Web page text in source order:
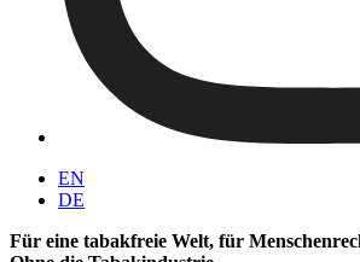
EN
DE
Für eine tabakfreie Welt, für